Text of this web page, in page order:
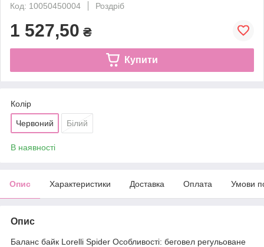
Код: 10050450004
Роздріб
1 527,50 ₴
Купити
Колір
Червоний Білий
В наявності
Опис Характеристики Доставка Оплата Умови
Опис
Баланс байк Lorelli Spider Особливості: беговел регульоване